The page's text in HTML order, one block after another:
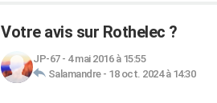
Votre avis sur Rothelec ?
JP-67- 4 mai 2016 à 15:55
Salamandre- 18 oct. 2024 à 14:30